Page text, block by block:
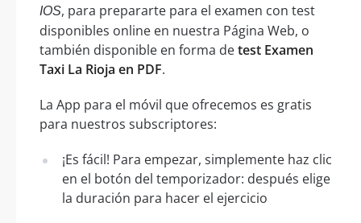
IOS, para prepararte para el examen con test
disponibles online en nuestra Página Web, o
también disponible en forma detest Examen
Taxi La Rioja en PDF.
La App para el móvil que ofrecemos es gratis
para nuestros subscriptores:
¡Es fácil! Para empezar, simplemente haz clic
en el botón del temporizador: después elige
la duración para hacer el ejercicio